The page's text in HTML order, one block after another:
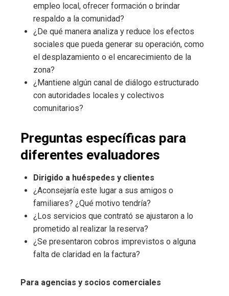
empleo local, ofrecer formación o brindar
respaldo a la comunidad?
¿De qué manera analiza y reduce los efectos
sociales que pueda generar su operación, como
el desplazamiento o el encarecimiento de la
zona?
¿Mantiene algún canal de diálogo estructurado
con autoridades locales y colectivos
comunitarios?
Preguntas específicas para
diferentes evaluadores
Dirigido a huéspedes y clientes
¿Aconsejaría este lugar a sus amigos o
familiares? ¿Qué motivo tendría?
¿Los servicios que contrató se ajustaron a lo
prometido al realizar la reserva?
¿Se presentaron cobros imprevistos o alguna
falta de claridad en la factura?
Para agencias y socios comerciales